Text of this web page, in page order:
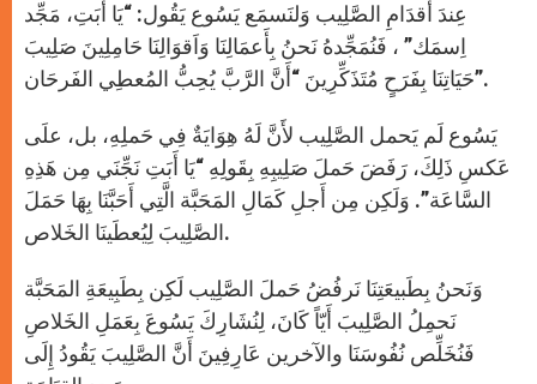
عِندَ أَقدَامِ الصَّلِيب وَلنَسمَع يَسُوع يَقُول: “يَا أَبَتِ، مَجِّد
اِسمَك” ، فَنُمَجِّدهُ نَحنُ بِأَعمَالِنَا وَاَقوَالِنَا حَامِلِينَ صَلِيبَ
حَيَاتِنَا بِفَرَحٍ مُتَذَكِّرِينَ “أَنَّ الرَّبَّ يُحِبُّ المُعطِي الفَرحَان”.
يَسُوع لَم يَحمل الصَّلِيب لأَنَّ لَهُ هِوَايَةٌ فِي حَملِهِ، بل، علَى
عَكسِ ذَلِكَ، رَفَضَ حَملَ صَلِيبِهِ بِقَولِهِ “يَا أَبَتِ نَجِّنَي مِن هَذِهِ
السَّاعَة”. وَلَكِن مِن أَجلِ كَمَالِ المَحَبَّة الَّتِي أَحَبَّنَا بِهَا حَمَلَ
الصَّلِيبَ لِيُعطَينَا الخَلاص.
وَنَحنُ بِطَبيعَتِنَا نَرفُضُ حَملَ الصَّلِيب لَكِن بِطَبِيعَةِ المَحَبَّة
نَحمِلُ الصَّلِيبَ أَيّاً كَانَ، لِنُشَارِكَ يَسُوعَ بِعَمَلِ الخَلاصِ
فَنُخَلِّص نُفُوسَنَا والآخرين عَارِفِينَ أَنَّ الصَّلِيبَ يَقُودُ إِلَى